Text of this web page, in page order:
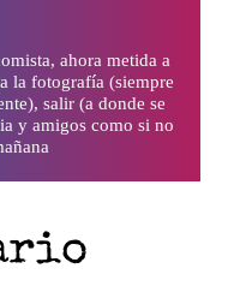
ahora metida a
la fotografía (siempre
salir (a donde se
y amigos como si no